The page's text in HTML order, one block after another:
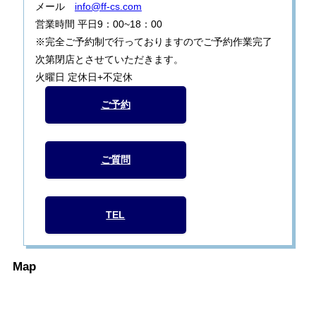
メール info@ff-cs.com
営業時間 平日9：00~18：00
※完全ご予約制で行っておりますのでご予約作業完了
次第閉店とさせていただきます。
火曜日 定休日+不定休
ご予約
ご質問
TEL
Map